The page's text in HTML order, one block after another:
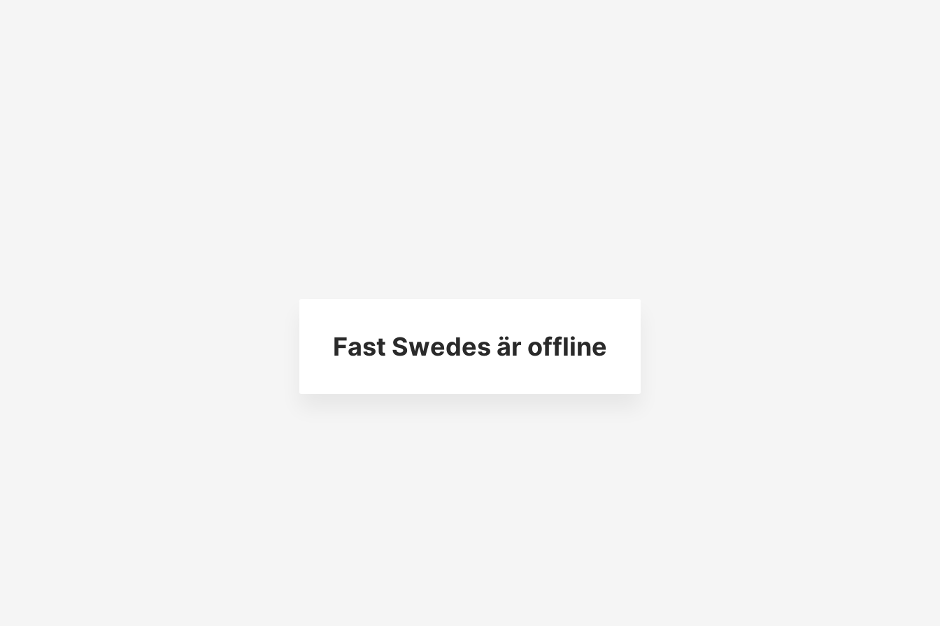
Fast Swedes är offline